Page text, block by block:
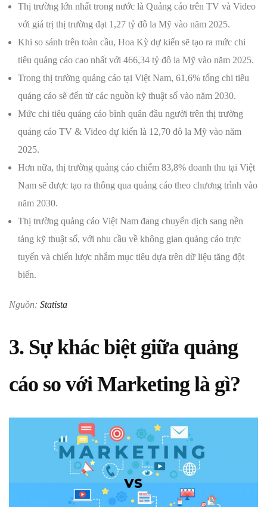
Thị trường lớn nhất trong nước là Quảng cáo trên TV và Video
với giá trị thị trường đạt 1,27 tỷ đô la Mỹ vào năm 2025.
Khi so sánh trên toàn cầu, Hoa Kỳ dự kiến ​​sẽ tạo ra mức chi
tiêu quảng cáo cao nhất với 466,34 tỷ đô la Mỹ vào năm 2025.
Trong thị trường quảng cáo tại Việt Nam, 61,6% tổng chi tiêu
quảng cáo sẽ đến từ các nguồn kỹ thuật số vào năm 2030.
Mức chi tiêu quảng cáo bình quân đầu người trên thị trường
quảng cáo TV & Video dự kiến ​​là 12,70 đô la Mỹ vào năm
2025.
Hơn nữa, thị trường quảng cáo chiếm 83,8% doanh thu tại Việt
Nam sẽ được tạo ra thông qua quảng cáo theo chương trình vào
năm 2030.
Thị trường quảng cáo Việt Nam đang chuyển dịch sang nền
tảng kỹ thuật số, với nhu cầu về không gian quảng cáo trực
tuyến và chiến lược nhắm mục tiêu dựa trên dữ liệu tăng đột
biến.
Nguồn: Statista
3. Sự khác biệt giữa quảng
cáo so với Marketing là gì?